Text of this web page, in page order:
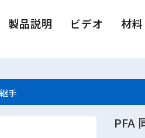
製品説明 ビデオ 材料
手
PFA